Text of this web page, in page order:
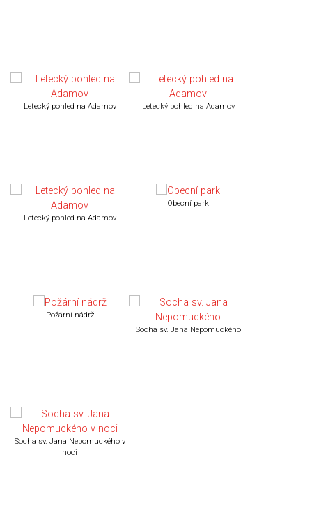
Letecký pohled na Adamov Letecký pohled na Adamov
Letecký pohled na Adamov
Obecní park
Požární nádrž
Socha sv. Jana Nepomuckého
Socha sv. Jana Nepomuckého v
noci